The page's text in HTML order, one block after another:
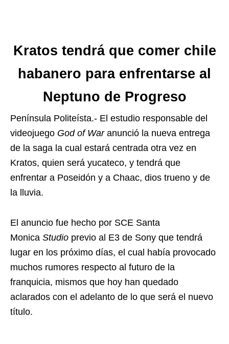
Kratos tendrá que comer chile
habanero para enfrentarse al
Neptuno de Progreso
Península Politeísta.- El estudio responsable del
videojuego God of Waranunció la nueva entrega
de la saga la cual estará centrada otra vez en
Kratos, quien será yucateco, y tendrá que
enfrentar a Poseidón y a Chaac, dios trueno y de
la lluvia.
El anuncio fue hecho por SCE Santa
Monica Studio previo al E3 de Sony que tendrá
lugar en los próximo días, el cual había provocado
muchos rumores respecto al futuro de la
franquicia, mismos que hoy han quedado
aclarados con el adelanto de lo que será el nuevo
título.